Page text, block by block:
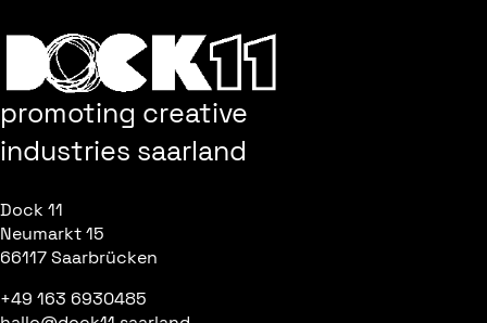
promoting creative
industries saarland
Dock 11
Neumarkt 15
66117 Saarbrücken
+49 163 6930485